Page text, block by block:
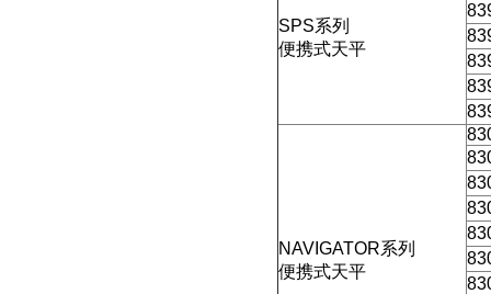
SPS系列
便携式天平
NAVIGATOR系列
便携式天平